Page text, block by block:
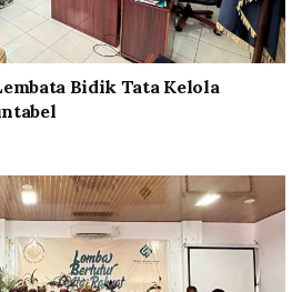
Bidik Tata Kelola